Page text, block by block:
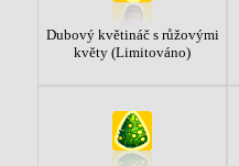
Dubový květináč s růžovými
květy (Limitováno)